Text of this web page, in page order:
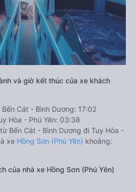
và giờ kết thúc của xe khách
Cát - Bình Dương: 17:02
Hòa - Phú Yên: 03:38
Bến Cát - Bình Dương đi Tuy Hòa -
xe Hồng Sơn (Phú Yên) khoảng:
của nhà xe Hồng Sơn (Phú Yên)